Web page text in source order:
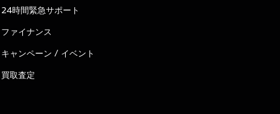
24時間緊急サポート
ファイナンス
キャンペーン / イベント
買取査定